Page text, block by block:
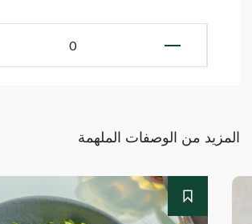
0
المزيد من الوصفات الملهمة